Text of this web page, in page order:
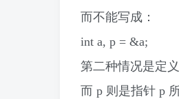
而不能写成：
int a, p = &a;
第二种情况是定
而 p 则是指针 p